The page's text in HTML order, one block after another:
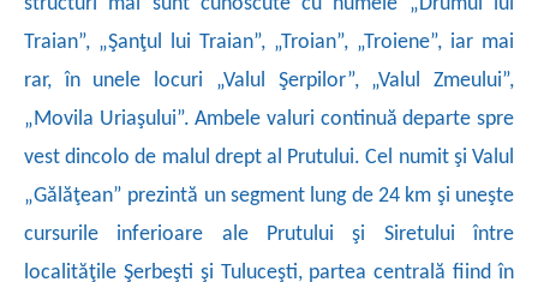
Traian”, „Şanţul lui Traian”, „Troian”, „Troiene”, iar mai
rar, în unele locuri „Valul Şerpilor”, „Valul Zmeului”,
„Movila Uriaşului”. Ambele valuri continuă departe spre
vest dincolo de malul drept al Prutului. Cel numit şi Valul
„Gălăţean” prezintă un segment lung de 24 km şi uneşte
cursurile inferioare ale Prutului şi Siretului între
localităţile Şerbeşti şi Tuluceşti, partea centrală fiind în